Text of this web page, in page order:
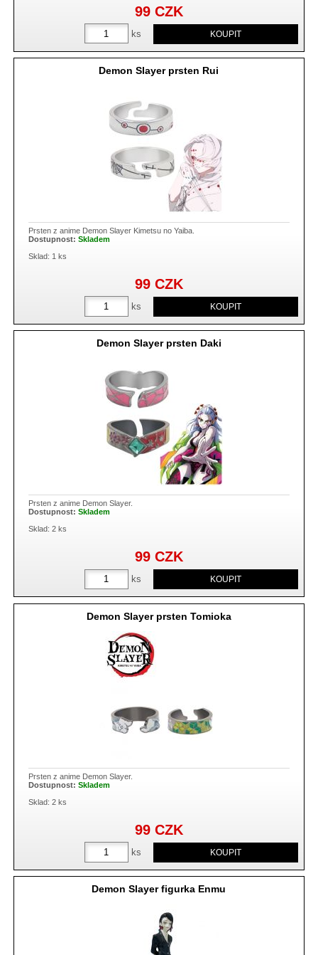
ks
99 CZK
Demon Slayer prsten Rui
Prsten z anime Demon Slayer Kimetsu no Yaiba.
Dostupnost:Skladem
Sklad: 1 ks
ks
99 CZK
Demon Slayer prsten Daki
Prsten z anime Demon Slayer.
Dostupnost:Skladem
Sklad: 2 ks
ks
99 CZK
Demon Slayer prsten Tomioka
Prsten z anime Demon Slayer.
Dostupnost:Skladem
Sklad: 2 ks
ks
99 CZK
Demon Slayer figurka Enmu